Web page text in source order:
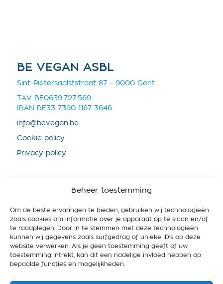
Beheer toestemming
Om de beste ervaringen te bieden, gebruiken wij technologieën
zoals cookies om informatie over je apparaat op te slaan en/of
te raadplegen. Door in te stemmen met deze technologieën
kunnen wij gegevens zoals surfgedrag of unieke ID's op deze
website verwerken. Als je geen toestemming geeft of uw
toestemming intrekt, kan dit een nadelige invloed hebben op
bepaalde functies en mogelijkheden.
BE VEGAN ASBL
Sint-Pietersaalststraat 87 – 9000 Gent
TAV BE0639.727.569
IBAN BE33 7390 1167 3646
info@bevegan.be
Cookie policy
Privacy policy
SOUTENEZ-NOUS
En devenant membre vous nous fournissez plus de
ressources, afin que nous puissions mieux
promouvoir le véganisme et travailler pour une
Belgique respectueuse de l’animal, des gens et de
Vous aussi, vous
voulez faire la
différence ?
×